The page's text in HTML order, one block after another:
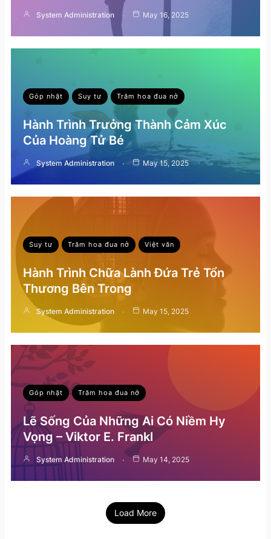
System Administration May 16, 2025
Góp nhặt Suy tư Trăm hoa đua nở
Hành Trình Trưởng Thành Cảm Xúc
Của Hoàng Tử Bé
System Administration May 15, 2025
Suy tư Trăm hoa đua nở Việt văn
Hành Trình Chữa Lành Đứa Trẻ Tổn
Thương Bên Trong
System Administration May 15, 2025
Góp nhặt Trăm hoa đua nở
Lẽ Sống Của Những Ai Có Niềm Hy
Vọng – Viktor E. Frankl
System Administration May 14, 2025
Load More